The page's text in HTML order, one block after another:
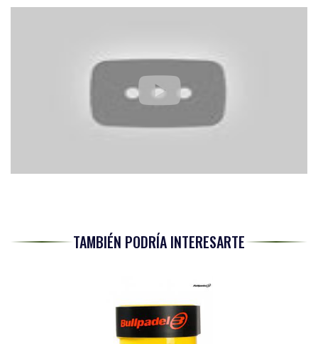
TAMBIÉN PODRÍA INTERESARTE